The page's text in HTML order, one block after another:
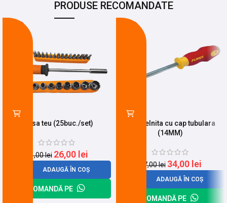
PRODUSE RECOMANDATE
Trusa teu (25buc./set)
31,00lei 26,00 lei
ADAUGĂ ÎN COȘ
COMANDĂ PE
Surubelnita cu cap tubulara
(14MM)
47,00lei 34,00 lei
ADAUGĂ ÎN COȘ
COMANDĂ PE